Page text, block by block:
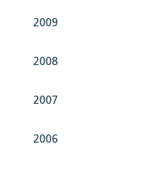
2009
2008
2007
2006